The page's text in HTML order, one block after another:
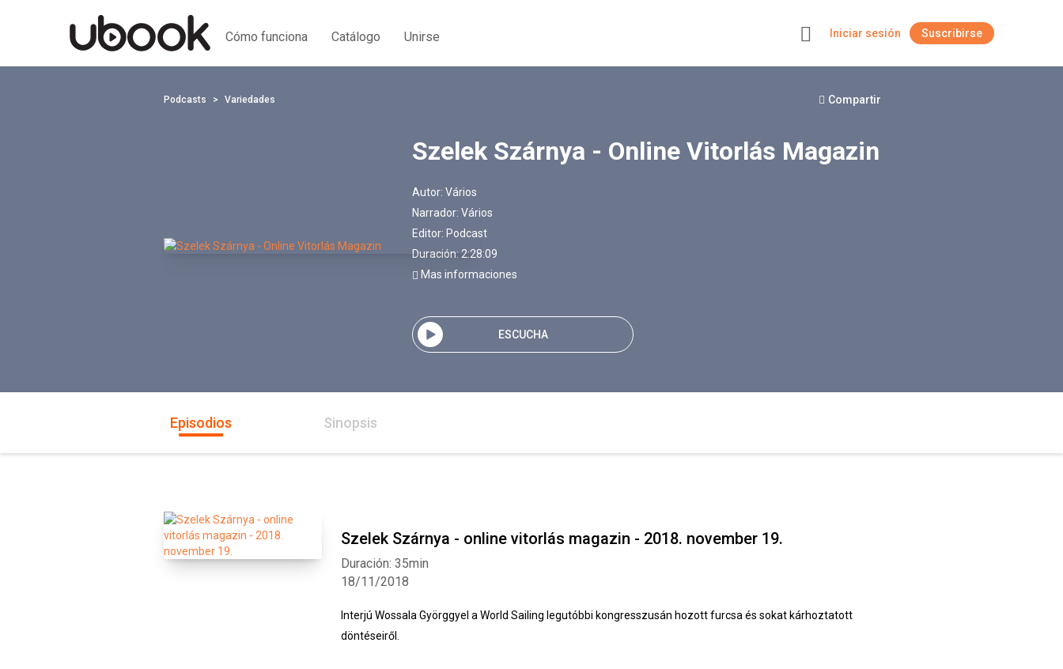
Cómo funciona Catálogo Unirse Iniciar sesión Suscribirse
Podcasts Variedades Compartir
Szelek Szárnya - Online Vitorlás Magazin
Autor: Vários
Narrador: Vários
Editor: Podcast
Duración: 2:28:09
Mas informaciones
ESCUCHA
Episodios Sinopsis
Szelek Szárnya - online vitorlás magazin - 2018. november 19.
18/11/2018
Duración: 35min
Interjú Wossala Györggyel a World Sailing legutóbbi kongresszusán hozott furcsa és sokat kárhoztatott
döntéseiről.